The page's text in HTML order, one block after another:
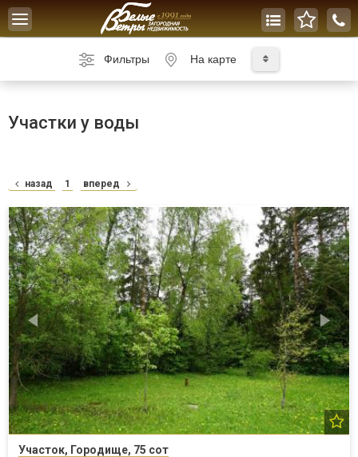
Toggle
navigation
Фильтры На карте
Участки у воды
назад 1 вперед
Участок, Городище, 75 сот